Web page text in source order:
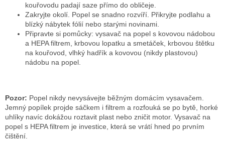
kouřovodu padají saze přímo do obličeje.
Zakryjte okolí. Popel se snadno rozvíří. Přikryjte podlahu a
blízký nábytek fólií nebo starými novinami.
Připravte si pomůcky: vysavač na popel s kovovou nádobou
a HEPA filtrem, krbovou lopatku a smetáček, krbovou štětku
na kouřovod, vlhký hadřík a kovovou (nikdy plastovou)
nádobu na popel.
Pozor: Popel nikdy nevysávejte běžným domácím vysavačem.
Jemný popílek projde sáčkem i filtrem a rozfouká se po bytě, horké
uhlíky navíc dokážou roztavit plast nebo zničit motor. Vysavač na
popel s HEPA filtrem je investice, která se vrátí hned po prvním
čištění.